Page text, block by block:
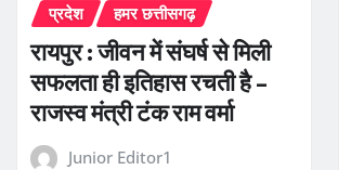
प्रदेश हमर छत्तीसगढ़
रायपुर : जीवन में संघर्ष से मिली
सफलता ही इतिहास रचती है –
राजस्व मंत्री टंक राम वर्मा
Junior Editor1